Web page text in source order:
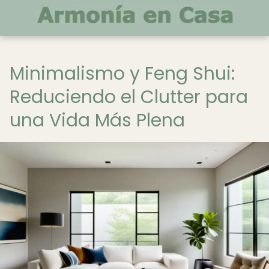
Minimalismo y Feng Shui:
Reduciendo el Clutter para
una Vida Más Plena